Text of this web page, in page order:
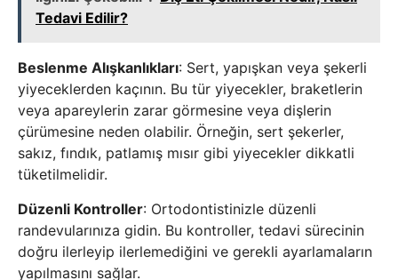
Tedavi Edilir?
Beslenme Alışkanlıkları: Sert, yapışkan veya şekerli
yiyeceklerden kaçının. Bu tür yiyecekler, braketlerin
veya apareylerin zarar görmesine veya dişlerin
çürümesine neden olabilir. Örneğin, sert şekerler,
sakız, fındık, patlamış mısır gibi yiyecekler dikkatli
tüketilmelidir.
Düzenli Kontroller: Ortodontistinizle düzenli
randevularınıza gidin. Bu kontroller, tedavi sürecinin
doğru ilerleyip ilerlemediğini ve gerekli ayarlamaların
yapılmasını sağlar.